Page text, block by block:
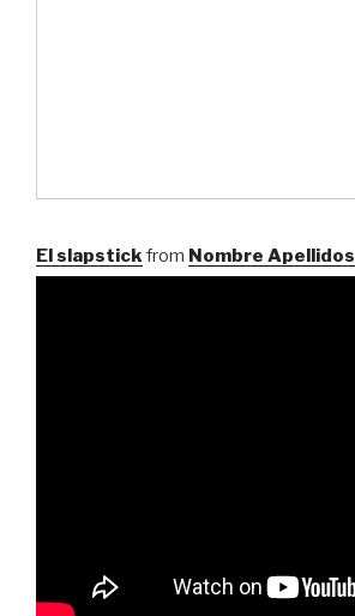
El slapstickfrom Nombre Apellidos